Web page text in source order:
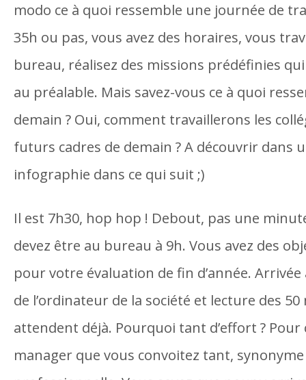
modo ce à quoi ressemble une journée de
35h ou pas, vous avez des horaires, vous
bureau, réalisez des missions prédéfinies
au préalable. Mais savez-vous ce à quoi
demain ? Oui, comment travaillerons les
futurs cadres de demain ? A découvrir dans
infographie dans ce qui suit ;)
Il est 7h30, hop hop ! Debout, pas une
devez être au bureau à 9h. Vous avez des
pour votre évaluation de fin d’année.
de l’ordinateur de la société et lecture des
attendent déjà. Pourquoi tant d’effort ? Pour
manager que vous convoitez tant,